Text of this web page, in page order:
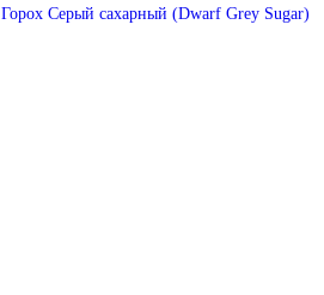
Горох Серый сахарный (Dwarf Grey Sugar)